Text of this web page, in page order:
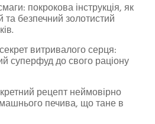
покрокова інструкція, як
та безпечний золотистий
витривалого серця:
суперфуд до свого раціону
рецепт неймовірно
печива, що тане в